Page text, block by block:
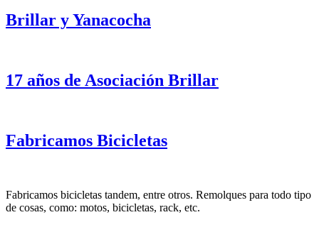
Brillar y Yanacocha
17 años de Asociación Brillar
Fabricamos Bicicletas
Fabricamos bicicletas tandem, entre otros. Remolques para todo tipo
de cosas, como: motos, bicicletas, rack, etc.